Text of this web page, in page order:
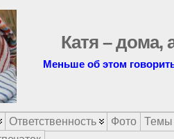
Катя – дома,
Меньше об этом
Ответственность Фото
Темы